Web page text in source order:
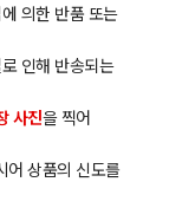
의한 반품 또는
인해 반송되는
사진을 찍어
어 상품의 신도를